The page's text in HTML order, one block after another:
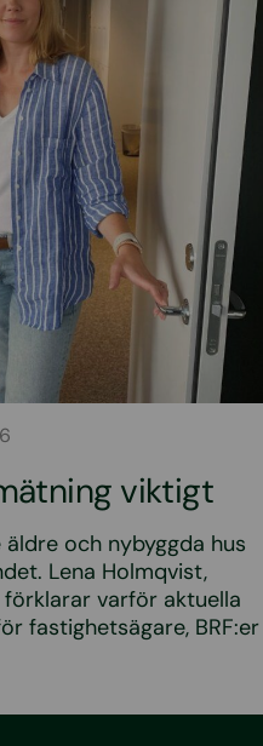
viktigt
och nybyggda hus
Lena Holmqvist,
varför aktuella
fastighetsägare, BRF:er